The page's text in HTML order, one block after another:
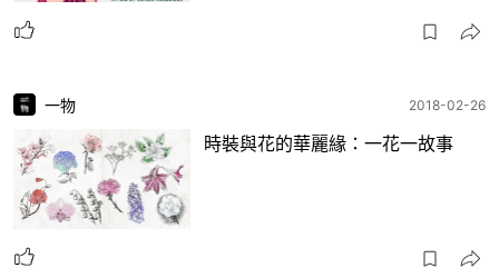
一物 2018-02-26
時裝與花的華麗緣：一花一故事